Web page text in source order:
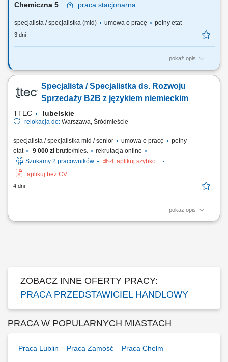
Chemiczna 5
praca stacjonarna
specjalista / specjalistka (mid) umowa o pracę pełny etat
3 dni
pokaż opis
Twój zakres obowiązków: Aktywny kontakt z klientami sektora HoReCa
rozwój ich biznesu, ze szczególnym naciskiem na rozwiązania
zwiększające efektywność sprzedaży online (strony internetowe,
Specjalista / Specjalistka ds. Rozwoju
Sprzedaży B2B z językiem niemieckim
TTEC lubelskie
relokacja do: Warszawa, Śródmieście
specjalista / specjalistka mid / senior umowa o pracę
pełny
etat
9 000 złbrutto/mies.
rekrutacja online
Szukamy 2 pracowników
aplikuj szybko
aplikuj bez CV
4 dni
pokaż opis
Opis stanowiska wyszukiwanie i analizowanie potencjalnych klientów
ZOBACZ INNE OFERTY PRACY:
PRACA PRZEDSTAWICIEL HANDLOWY
PRACA W POPULARNYCH MIASTACH
Praca Lublin Praca Zamość Praca Chełm